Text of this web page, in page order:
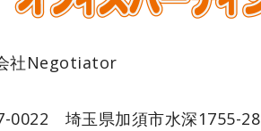
社Negotiator
0022 埼玉県加須市水深1755-28